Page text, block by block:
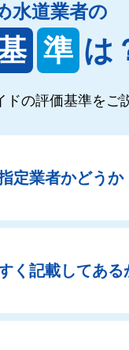
水道業者の
準 は
ドの評価基準をご
定業者かどうか
く 記載してある